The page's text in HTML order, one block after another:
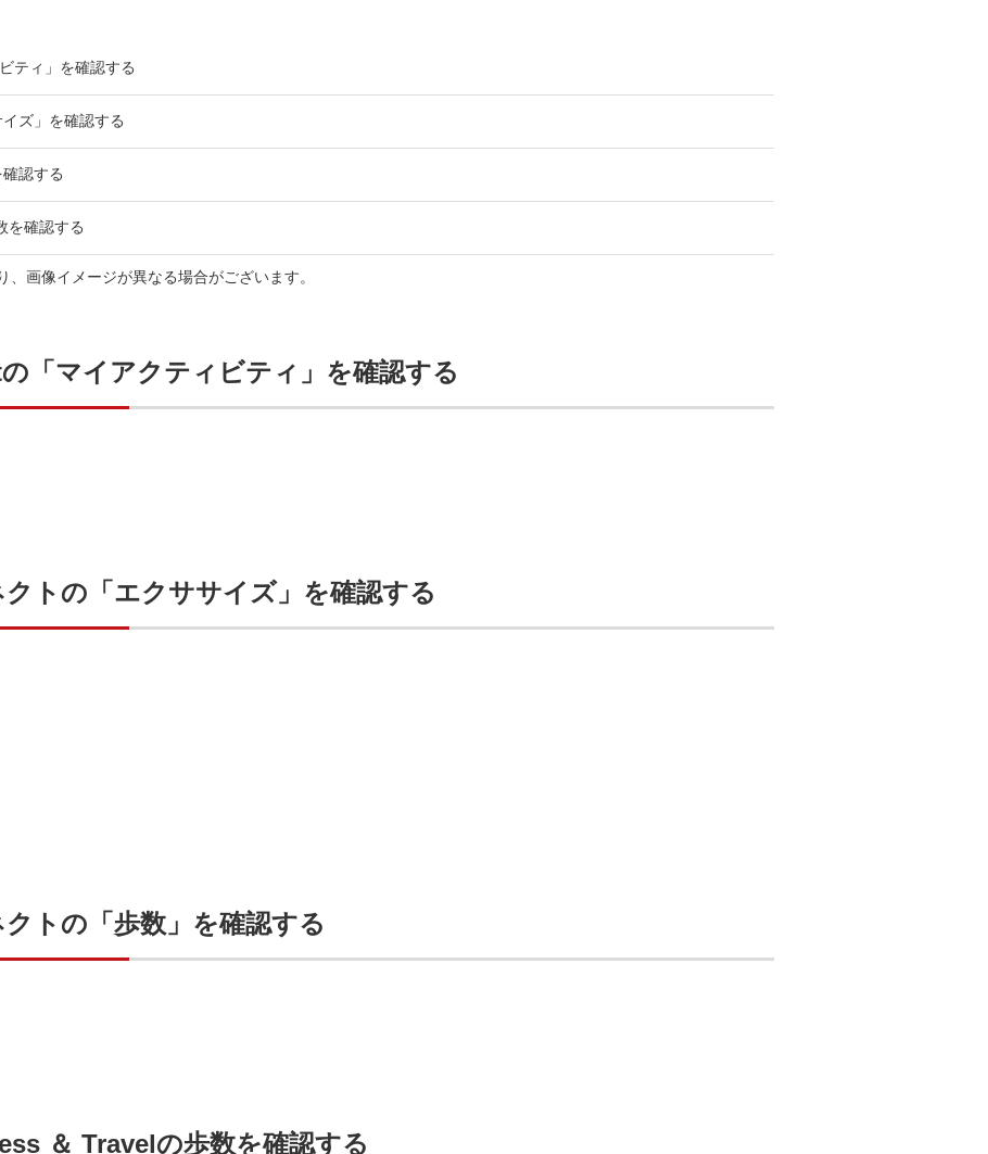
ティ」を確認する
ズ」を確認する
認する
を確認する
画像イメージが異なる場合がございます。
「マイアクティビティ」を確認する
トの「エクササイズ」を確認する
トの「歩数」を確認する
＆ Travelの歩数を確認する